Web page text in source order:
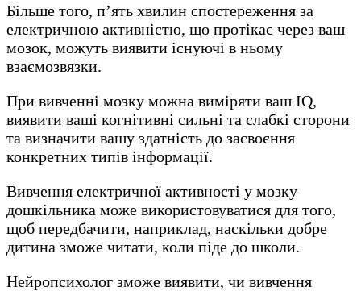
Більше того, п’ять хвилин спостереження за
електричною активністю, що протікає через ваш
мозок, можуть виявити існуючі в ньому
взаємозвязки.
При вивченні мозку можна виміряти ваш IQ,
виявити ваші когнітивні сильні та слабкі сторони
та визначити вашу здатність до засвоєння
конкретних типів інформації.
Вивчення електричної активності у мозку
дошкільника може використовуватися для того,
щоб передбачити, наприклад, наскільки добре
дитина зможе читати, коли піде до школи.
Нейропсихолог зможе виявити, чи вивчення